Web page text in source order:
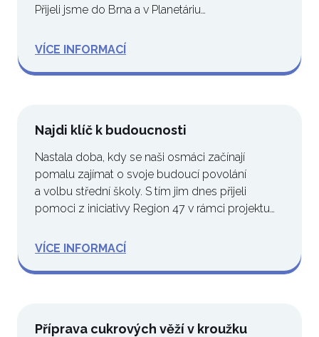
Přijeli jsme do Brna a v Planetáriu…
VÍCE INFORMACÍ
Najdi klíč k budoucnosti
Nastala doba, kdy se naši osmáci začínají
pomalu zajímat o svoje budoucí povolání
a volbu střední školy. S tím jim dnes přijeli
pomoci z iniciativy Region 47 v rámci projektu…
VÍCE INFORMACÍ
Příprava cukrových věží v kroužku